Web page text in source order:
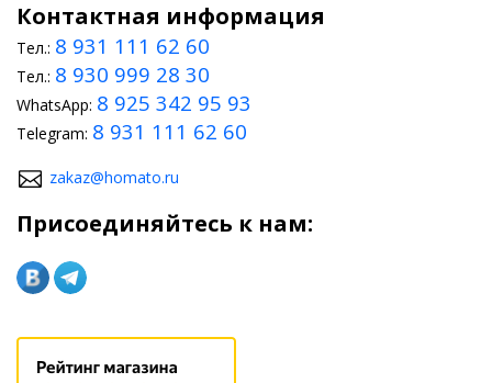
Контактная информация
Тел.: 8 931 111 62 60
Тел.: 8 930 999 28 30
WhatsApp: 8 925 342 95 93
Telegram: 8 931 111 62 60
zakaz@homato.ru
Присоединяйтесь к нам: